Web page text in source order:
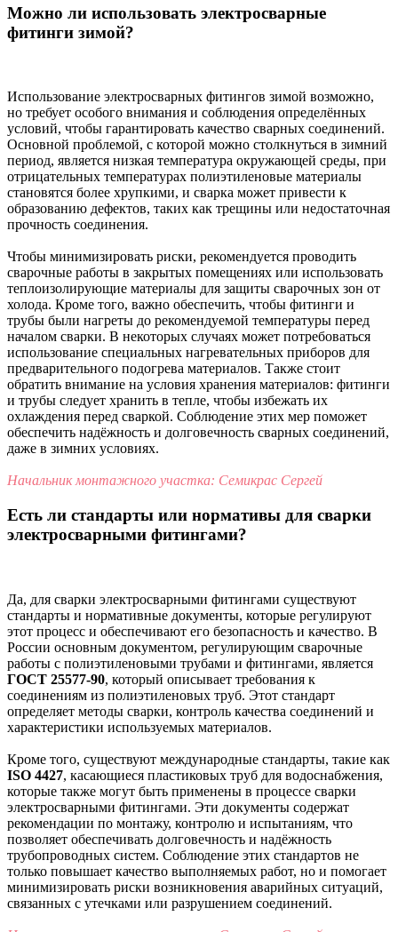
Можно ли использовать электросварные
фитинги зимой?
Использование электросварных фитингов зимой возможно,
но требует особого внимания и соблюдения определённых
условий, чтобы гарантировать качество сварных соединений.
Основной проблемой, с которой можно столкнуться в зимний
период, является низкая температура окружающей среды, при
отрицательных температурах полиэтиленовые материалы
становятся более хрупкими, и сварка может привести к
образованию дефектов, таких как трещины или недостаточная
прочность соединения.
Чтобы минимизировать риски, рекомендуется проводить
сварочные работы в закрытых помещениях или использовать
теплоизолирующие материалы для защиты сварочных зон от
холода. Кроме того, важно обеспечить, чтобы фитинги и
трубы были нагреты до рекомендуемой температуры перед
началом сварки. В некоторых случаях может потребоваться
использование специальных нагревательных приборов для
предварительного подогрева материалов. Также стоит
обратить внимание на условия хранения материалов: фитинги
и трубы следует хранить в тепле, чтобы избежать их
охлаждения перед сваркой. Соблюдение этих мер поможет
обеспечить надёжность и долговечность сварных соединений,
даже в зимних условиях.
Начальник монтажного участка: Семикрас Сергей
Есть ли стандарты или нормативы для сварки
электросварными фитингами?
Да, для сварки электросварными фитингами существуют
стандарты и нормативные документы, которые регулируют
этот процесс и обеспечивают его безопасность и качество. В
России основным документом, регулирующим сварочные
работы с полиэтиленовыми трубами и фитингами, является
ГОСТ 25577-90, который описывает требования к
соединениям из полиэтиленовых труб. Этот стандарт
определяет методы сварки, контроль качества соединений и
характеристики используемых материалов.
Кроме того, существуют международные стандарты, такие как
ISO 4427, касающиеся пластиковых труб для водоснабжения,
которые также могут быть применены в процессе сварки
электросварными фитингами. Эти документы содержат
рекомендации по монтажу, контролю и испытаниям, что
позволяет обеспечивать долговечность и надёжность
трубопроводных систем. Соблюдение этих стандартов не
только повышает качество выполняемых работ, но и помогает
минимизировать риски возникновения аварийных ситуаций,
связанных с утечками или разрушением соединений.